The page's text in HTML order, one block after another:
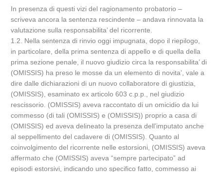
In presenza di questi vizi del ragionamento probatorio –
scriveva ancora la sentenza rescindente – andava rinnovata la
valutazione sulla responsabilita’ del ricorrente.
1.2. Nella sentenza di rinvio oggi impugnata, dopo il riepilogo,
in particolare, della prima sentenza di appello e di quella della
prima sezione penale, il nuovo giudizio circa la responsabilita’ di
(OMISSIS) ha preso le mosse da un elemento di novita’, vale a
dire dalle dichiarazioni di un nuovo collaboratore di giustizia,
(OMISSIS), esaminato ex articolo 603 c.p.p., nel giudizio
rescissorio. (OMISSIS) aveva raccontato di un omicidio da lui
commesso (di tali (OMISSIS) e (OMISSIS)) proprio a casa di
(OMISSIS) ed aveva delineato la presenza dell’imputato anche
al seppellimento del cadavere di (OMISSIS). Quanto al
coinvolgimento del ricorrente nelle estorsioni, (OMISSIS) aveva
affermato che (OMISSIS) aveva “sempre partecipato” ad
episodi estorsivi, indicando uno specifico fatto, commesso ai